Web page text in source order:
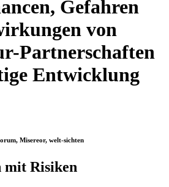
Gefahren
von
Partnerschaften
Entwicklung
Misereor, welt-sichten
mit Risiken